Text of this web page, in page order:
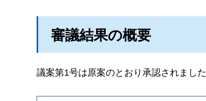
審議結果の概要
議案第1号は原案のとおり承認されました